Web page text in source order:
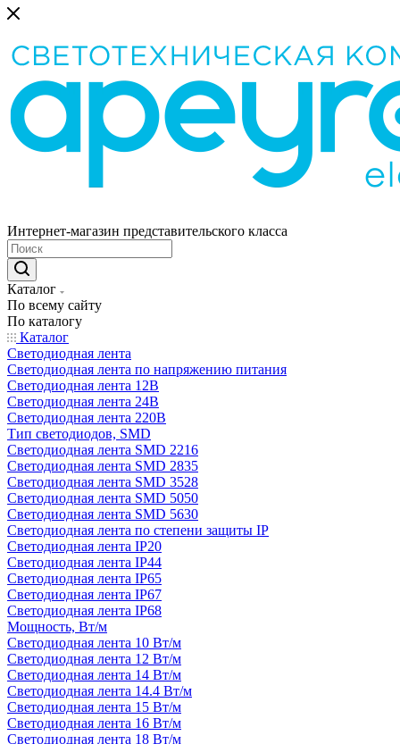
Интернет-магазин представительского класса
Каталог
По всему сайту
По каталогу
Каталог
Светодиодная лента
Светодиодная лента по напряжению питания
Светодиодная лента 12В
Светодиодная лента 24В
Светодиодная лента 220В
Тип светодиодов, SMD
Cветодиодная лента SMD 2216
Светодиодная лента SMD 2835
Светодиодная лента SMD 3528
Светодиодная лента SMD 5050
Светодиодная лента SMD 5630
Светодиодная лента по степени защиты IP
Светодиодная лента IP20
Светодиодная лента IP44
Светодиодная лента IP65
Светодиодная лента IP67
Светодиодная лента IP68
Мощность, Вт/м
Светодиодная лента 10 Вт/м
Светодиодная лента 12 Вт/м
Светодиодная лента 14 Вт/м
Светодиодная лента 14.4 Вт/м
Светодиодная лента 15 Вт/м
Светодиодная лента 16 Вт/м
Светодиодная лента 18 Вт/м